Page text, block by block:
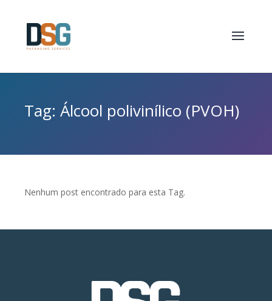
Tag: Álcool polivinílico (PVOH)
Nenhum post encontrado para esta Tag.